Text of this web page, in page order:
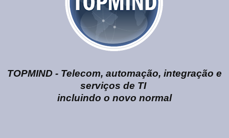
TOPMIND - Telecom, automação, integração e
serviços de TI
incluindo o novo normal